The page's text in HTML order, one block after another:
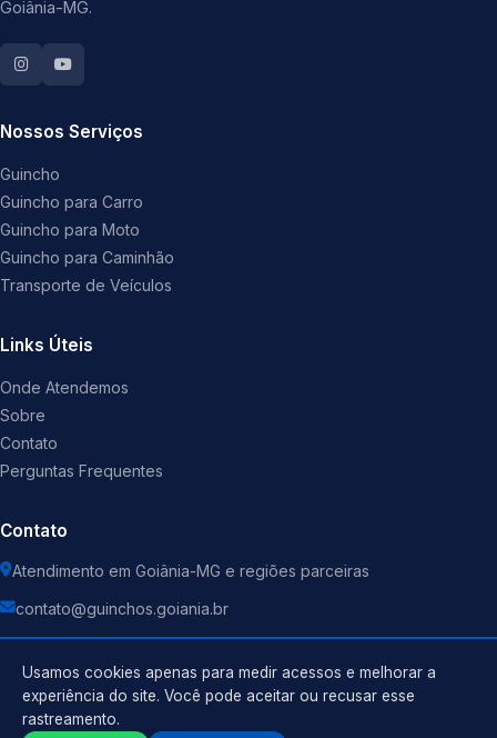
Goiânia-MG.
Nossos Serviços
Guincho
Guincho para Carro
Guincho para Moto
Guincho para Caminhão
Transporte de Veículos
Links Úteis
Onde Atendemos
Sobre
Contato
Perguntas Frequentes
Contato
Atendimento em Goiânia-MG e regiões parceiras
contato@guinchos.goiania.br
Usamos cookies apenas para medir acessos e melhorar a
experiência do site. Você pode aceitar ou recusar esse
rastreamento.